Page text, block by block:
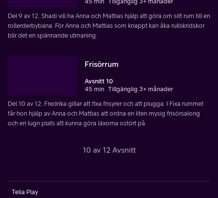
Del 9 av 12. Shadi vill ha Anna och Mattias hjälp att göra om sitt rum till en
rollerderbybana. För Anna och Mattias som knappt kan åka rullskridskor
blir det en spännande utmaning.
Frisörrum
Avsnitt 10
45 min Tillgänglig 3+ månader
Del 10 av 12. Fredrika gillar att fixa frisyrer och att plugga. I Fixa rummet
får hon hjälp av Anna och Mattias att ordna en liten mysig frisörsalong
och en lugn plats att kunna göra läxorna ostört på.
10 av 12 Avsnitt
Telia Play